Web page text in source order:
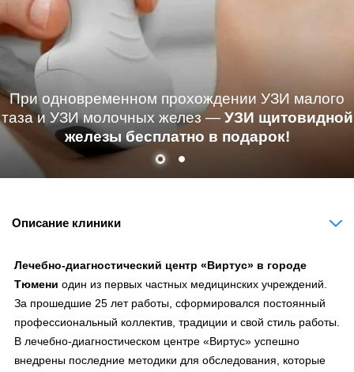
При одновременном прохождении УЗИ малого
таза и УЗИ молочных желез — УЗИ щитовидной
железы бесплатно в подарок!
Описание клиники
Лечебно-диагностический центр «Виртус» в городе
Тюмени один из первых частных медицинских учреждений.
За прошедшие 25 лет работы, сформировался постоянный
профессиональный коллектив, традиции и свой стиль работы.
В лечебно-диагностическом центре «Виртус» успешно
внедрены последние методики для обследования, которые